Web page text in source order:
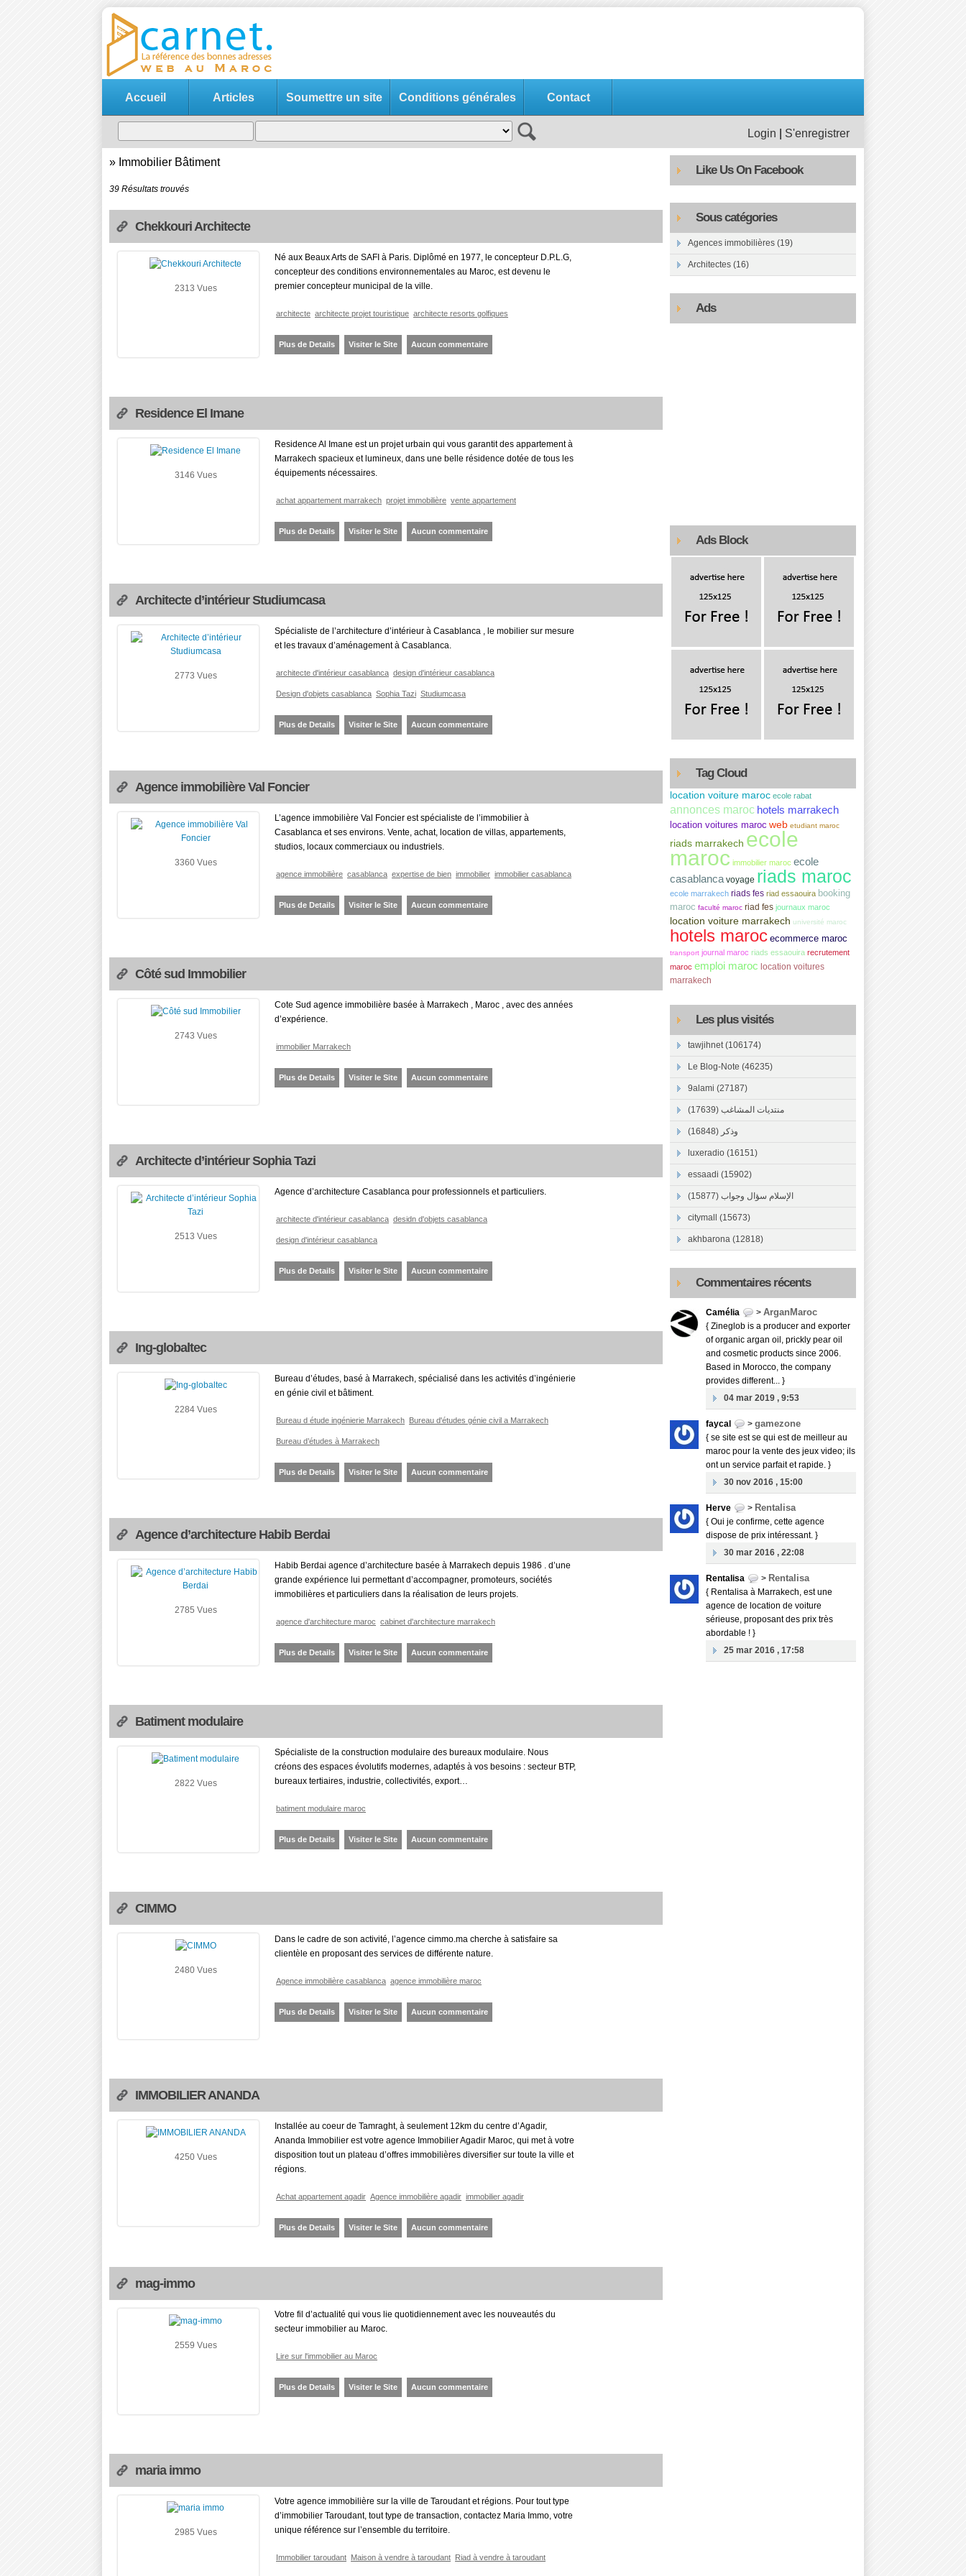
Accueil Articles Soumettre un site Conditions générales Contact
Login S'enregistrer
» Immobilier Bâtiment
39 Résultats trouvés
Chekkouri Architecte
2313 Vues
Né aux Beaux Arts de SAFI à Paris. Diplômé en 1977, le concepteur D.P.L.G,
concepteur des conditions environnementales au Maroc, est devenu le
premier concepteur municipal de la ville.
architecte architecte projet touristique architecte resorts golfiques
Plus de Details Visiter le Site Aucun commentaire
Residence El Imane
3146 Vues
Residence Al Imane est un projet urbain qui vous garantit des appartement à
Marrakech spacieux et lumineux, dans une belle résidence dotée de tous les
équipements nécessaires.
achat appartement marrakech projet immobilière vente appartement
Plus de Details Visiter le Site Aucun commentaire
Architecte d’intérieur Studiumcasa
2773 Vues
Spécialiste de l’architecture d’intérieur à Casablanca , le mobilier sur mesure
et les travaux d’aménagement à Casablanca.
architecte d'intérieur casablanca design d'intérieur casablanca
Design d'objets casablanca Sophia Tazi Studiumcasa
Plus de Details Visiter le Site Aucun commentaire
Agence immobilière Val Foncier
3360 Vues
L’agence immobilière Val Foncier est spécialiste de l’immobilier à
Casablanca et ses environs. Vente, achat, location de villas, appartements,
studios, locaux commerciaux ou industriels.
agence immobilière casablanca expertise de bien immobilier immobilier casablanca
Plus de Details Visiter le Site Aucun commentaire
Côté sud Immobilier
2743 Vues
Cote Sud agence immobilière basée à Marrakech , Maroc , avec des années
d’expérience.
immobilier Marrakech
Plus de Details Visiter le Site Aucun commentaire
Architecte d’intérieur Sophia Tazi
2513 Vues
Agence d’architecture Casablanca pour professionnels et particuliers.
architecte d'intérieur casablanca desidn d'objets casablanca
design d'intérieur casablanca
Plus de Details Visiter le Site Aucun commentaire
Ing-globaltec
2284 Vues
Bureau d’études, basé à Marrakech, spécialisé dans les activités d’ingénierie
en génie civil et bâtiment.
Bureau d étude ingénierie Marrakech Bureau d'études génie civil a Marrakech
Bureau d’études à Marrakech
Plus de Details Visiter le Site Aucun commentaire
Agence d’architecture Habib Berdai
2785 Vues
Habib Berdai agence d’architecture basée à Marrakech depuis 1986 . d’une
grande expérience lui permettant d’accompagner, promoteurs, sociétés
immobilières et particuliers dans la réalisation de leurs projets.
agence d'architecture maroc cabinet d'architecture marrakech
Plus de Details Visiter le Site Aucun commentaire
Batiment modulaire
2822 Vues
Spécialiste de la construction modulaire des bureaux modulaire. Nous
créons des espaces évolutifs modernes, adaptés à vos besoins : secteur BTP,
bureaux tertiaires, industrie, collectivités, export…
batiment modulaire maroc
Plus de Details Visiter le Site Aucun commentaire
CIMMO
2480 Vues
Dans le cadre de son activité, l’agence cimmo.ma cherche à satisfaire sa
clientèle en proposant des services de différente nature.
Agence immobilière casablanca agence immobilière maroc
Plus de Details Visiter le Site Aucun commentaire
IMMOBILIER ANANDA
4250 Vues
Installée au coeur de Tamraght, à seulement 12km du centre d’Agadir,
Ananda Immobilier est votre agence Immobilier Agadir Maroc, qui met à votre
disposition tout un plateau d’offres immobilières diversifier sur toute la ville et
régions.
Achat appartement agadir Agence immobilière agadir immobilier agadir
Plus de Details Visiter le Site Aucun commentaire
mag-immo
2559 Vues
Votre fil d’actualité qui vous lie quotidiennement avec les nouveautés du
secteur immobilier au Maroc.
Lire sur l'immobilier au Maroc
Plus de Details Visiter le Site Aucun commentaire
maria immo
2985 Vues
Votre agence immobilière sur la ville de Taroudant et régions. Pour tout type
d’immobilier Taroudant, tout type de transaction, contactez Maria Immo, votre
unique référence sur l’ensemble du territoire.
Immobilier taroudant Maison à vendre à taroudant Riad à vendre à taroudant
Like Us On Facebook
Sous catégories
Agences immobilières (19)
Architectes (16)
Ads
Ads Block
Tag Cloud
location voiture maroc ecole rabat
annonces maroc hotels marrakech
location voitures maroc web etudiant maroc
riads marrakech ecole
maroc immobilier maroc ecole
casablanca voyage riads maroc
ecole marrakech riads fes riad essaouira booking
maroc faculté maroc riad fes journaux maroc
location voiture marrakech université maroc
hotels maroc ecommerce maroc
transport journal maroc riads essaouira recrutement
maroc emploi maroc location voitures
marrakech
Les plus visités
tawjihnet (106174)
Le Blog-Note (46235)
9alami (27187)
منتديات المشاغب (17639)
وذكر (16848)
luxeradio (16151)
essaadi (15902)
الإسلام سؤال وجواب (15877)
citymall (15673)
akhbarona (12818)
Commentaires récents
Camélia > ArganMaroc
{ Zineglob is a producer and exporter
of organic argan oil, prickly pear oil
and cosmetic products since 2006.
Based in Morocco, the company
provides different... }
04 mar 2019 , 9:53
faycal > gamezone
{ se site est se qui est de meilleur au
maroc pour la vente des jeux video; ils
ont un service parfait et rapide. }
30 nov 2016 , 15:00
Herve > Rentalisa
{ Oui je confirme, cette agence
dispose de prix intéressant. }
30 mar 2016 , 22:08
Rentalisa > Rentalisa
{ Rentalisa à Marrakech, est une
agence de location de voiture
sérieuse, proposant des prix très
abordable ! }
25 mar 2016 , 17:58